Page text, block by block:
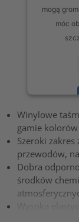
mogą
móc
powered
Winylowe
gamie kolorów
Szeroki
przewodów,
Dobra
środków